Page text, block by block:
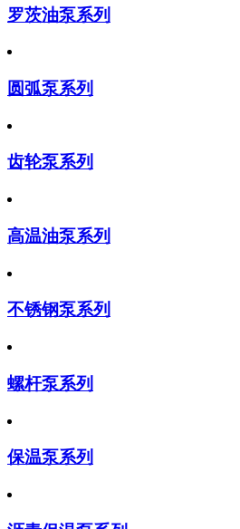
罗茨油泵系列
圆弧泵系列
齿轮泵系列
高温油泵系列
不锈钢泵系列
螺杆泵系列
保温泵系列